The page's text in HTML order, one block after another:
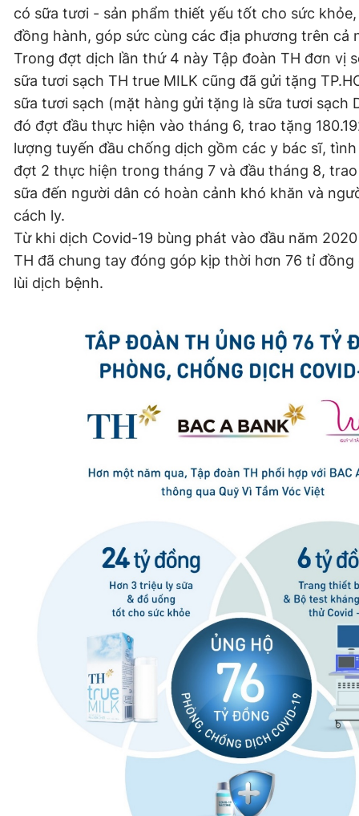
có sữa tươi - sản phẩm thiết yếu tốt cho sức
đồng hành, góp sức cùng các địa phương trên cả
Trong đợt dịch lần thứ 4 này Tập đoàn TH đơn vị
sữa tươi sạch TH true MILK cũng đã gửi tặng
sữa tươi sạch (mặt hàng gửi tặng là sữa tươi sạch
đó đợt đầu thực hiện vào tháng 6, trao tặng
lượng tuyến đầu chống dịch gồm các y bác sĩ,
đợt 2 thực hiện trong tháng 7 và đầu tháng 8,
sữa đến người dân có hoàn cảnh khó khăn và
cách ly.
Từ khi dịch Covid-19 bùng phát vào đầu năm
TH đã chung tay đóng góp kịp thời hơn 76 tỉ đồng
lùi dịch bệnh.